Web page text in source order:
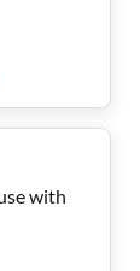
with